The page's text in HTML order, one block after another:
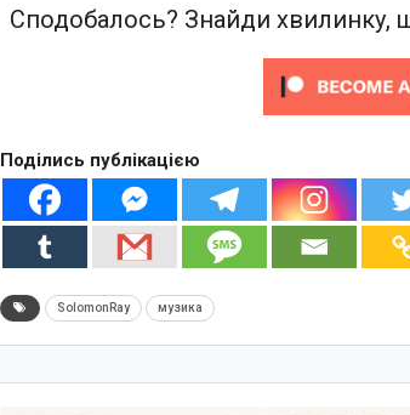
Сподобалось? Знайди хвилинку,
Поділись публікацією
SolomonRay музика